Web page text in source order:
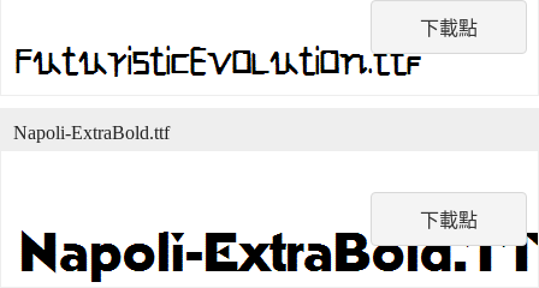
下載點
下載點
Napoli-ExtraBold.ttf